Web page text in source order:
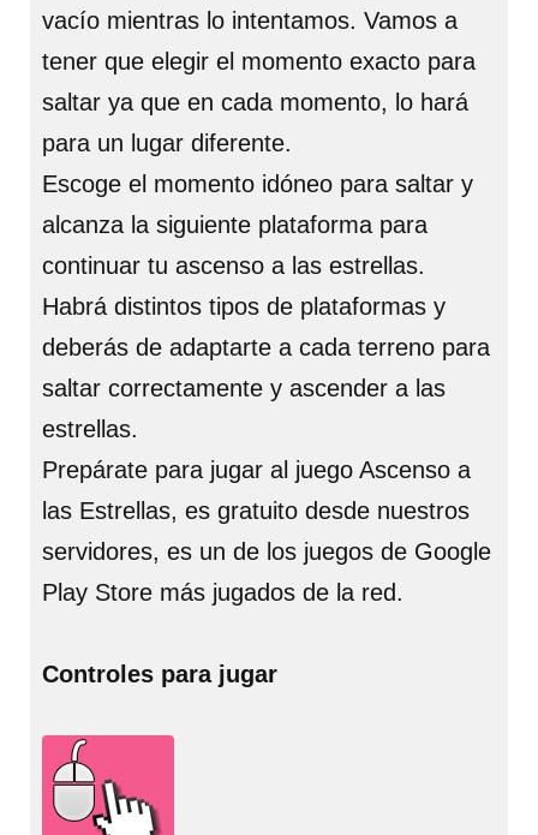
vacío mientras lo intentamos. Vamos a
tener que elegir el momento exacto para
saltar ya que en cada momento, lo hará
para un lugar diferente.
Escoge el momento idóneo para saltar y
alcanza la siguiente plataforma para
continuar tu ascenso a las estrellas.
Habrá distintos tipos de plataformas y
deberás de adaptarte a cada terreno para
saltar correctamente y ascender a las
estrellas.
Prepárate para jugar al juego Ascenso a
las Estrellas, es gratuito desde nuestros
servidores, es un de los juegos de Google
Play Store más jugados de la red.
Controles para jugar